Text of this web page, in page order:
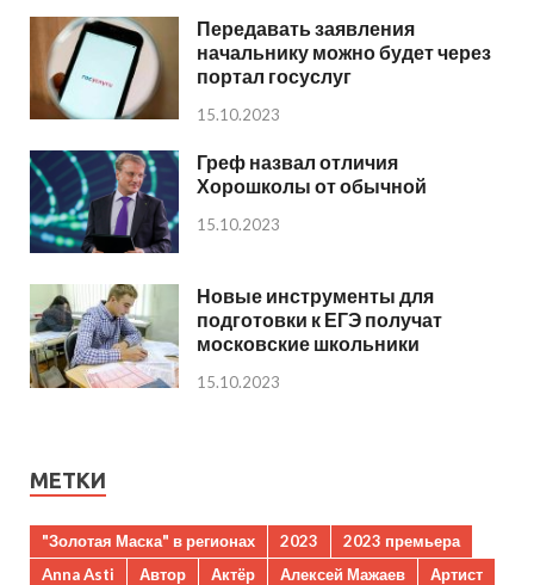
Передавать заявления
начальнику можно будет через
портал госуслуг
15.10.2023
Греф назвал отличия
Хорошколы от обычной
15.10.2023
Новые инструменты для
подготовки к ЕГЭ получат
московские школьники
15.10.2023
МЕТКИ
"Золотая Маска" в регионах 2023
2023 премьера
Anna Asti
Автор Актёр Алексей Мажаев
Артист